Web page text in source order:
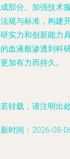
部分。加强技术
规与标准，构建
实力和创新能力
血液般渗透到科
加有力而持久。
转载，请注明出
时间：2026-08-